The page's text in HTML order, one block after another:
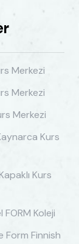
Merkezi
Merkezi
Merkezi
Kurs
Kurs
FORM Koleji
Form Finnish